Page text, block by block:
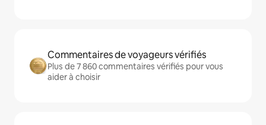
Commentaires de voyageurs vérifiés
Plus de 7 860 commentaires vérifiés pour vous
aider à choisir